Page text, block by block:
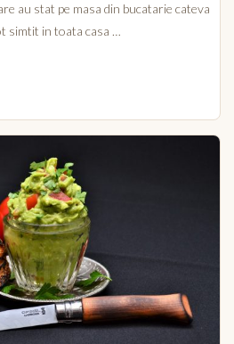
au stat pe masa din bucatarie cateva
simtit in toata casa …